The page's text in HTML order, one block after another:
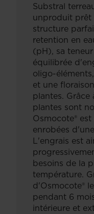
Substral
unproduit prêt
structure
retention en
(pH), sa
équilibrée
oligo-
et une
plantes. Grâce
plantes sont
Osmocote®
enrobées
L'engrais est
besoins de la
température.
d'Osmocote®
pendant 6
intérieure et